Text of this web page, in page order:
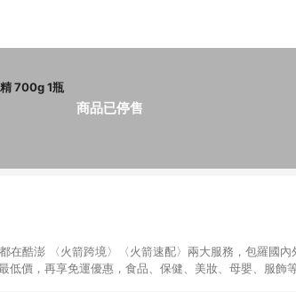
商品已停售
台塑生醫 嬰幼童洗髮精 700g 1瓶
在酷澎 〈火箭跨境〉〈火箭速配〉兩大服務，包羅國內
價，再享免運優惠，食品、保健、美妝、母嬰、服飾